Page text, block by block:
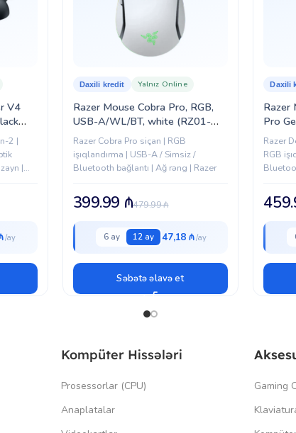
V4
2 |
|
Razer Mouse Cobra Pro, RGB,
USB-A/WL/BT, white (RZ01-
04660200-R3G1)
Daxili kredit Yalnız Online
Razer Cobra Pro siçan | RGB
işıqlandırma | USB-A / Simsiz /
Bluetooth bağlantı | Ağ rəng | Razer
479.99₼
399.99 ₼
6 ay 12 ay 47,18 ₼
Səbətə əlavə et
Razer
Pro
white
Daxili
Razer
RGB
Kompüter Hissələri
Prosessorlar (CPU)
Anaplatalar
Gaming